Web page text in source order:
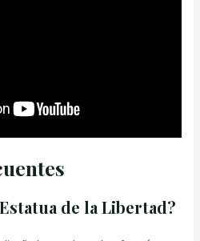
de la Libertad?